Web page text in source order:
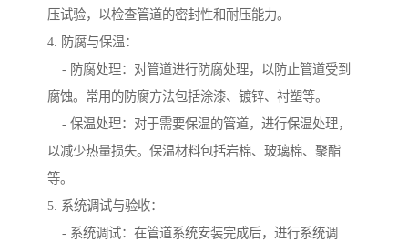
压试验，以检查管道的密封性和耐压能力。
4. 防腐与保温：
- 防腐处理：对管道进行防腐处理，以防止管道受到
腐蚀。常用的防腐方法包括涂漆、镀锌、衬塑等。
- 保温处理：对于需要保温的管道，进行保温处理，
以减少热量损失。保温材料包括岩棉、玻璃棉、聚酯
等。
5. 系统调试与验收：
- 系统调试：在管道系统安装完成后，进行系统调